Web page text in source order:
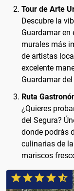
Tour de Arte
Descubre la
Guardamar en
murales más
de artistas
excelente
Guardamar
Ruta
¿Quieres
del Segura?
donde podrás
culinarias de
mariscos